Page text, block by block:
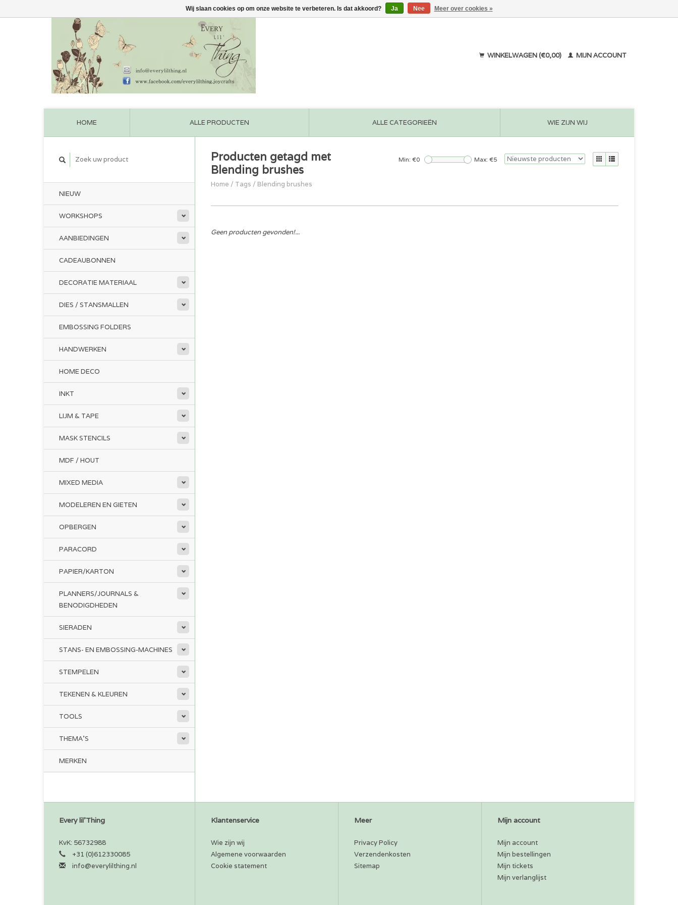
WINKELWAGEN (€0,00) MIJN ACCOUNT
HOME ALLE PRODUCTEN ALLE CATEGORIEËN WIE ZIJN WIJ
NIEUW
WORKSHOPS
AANBIEDINGEN
CADEAUBONNEN
DECORATIE MATERIAAL
DIES / STANSMALLEN
EMBOSSING FOLDERS
HANDWERKEN
HOME DECO
INKT
LIJM & TAPE
MASK STENCILS
MDF / HOUT
MIXED MEDIA
MODELEREN EN GIETEN
OPBERGEN
PARACORD
PAPIER/KARTON
PLANNERS/JOURNALS &
BENODIGDHEDEN
SIERADEN
STANS- EN EMBOSSING-MACHINES
STEMPELEN
TEKENEN & KLEUREN
TOOLS
THEMA'S
MERKEN
Producten getagd met
Blending brushes
Home / Tags / Blending brushes
Min: €0 Max: €5
Geen producten gevonden!...
Every lil'Thing
KvK: 56732988
+31 (0)612330085
info@everylilthing.nl
Klantenservice
Wie zijn wij
Algemene voorwaarden
Cookie statement
Meer
Privacy Policy
Verzendenkosten
Sitemap
Mijn account
Mijn account
Mijn bestellingen
Mijn tickets
Mijn verlanglijst
Wij slaan cookies op om onze website te verbeteren. Is dat akkoord? Ja Nee Meer over cookies »